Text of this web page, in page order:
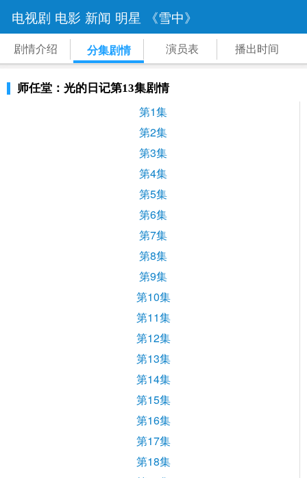
电视剧 电影 新闻 明星 《雪中》
剧情介绍 分集剧情 演员表 播出时间
师任堂：光的日记第13集剧情
第1集
第2集
第3集
第4集
第5集
第6集
第7集
第8集
第9集
第10集
第11集
第12集
第13集
第14集
第15集
第16集
第17集
第18集